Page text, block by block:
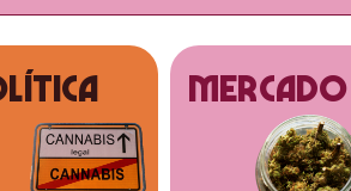
MERCADO